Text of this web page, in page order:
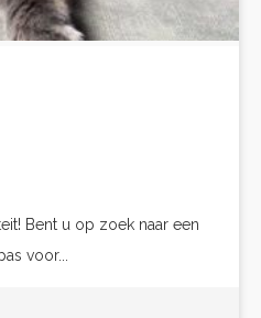
Bent u op zoek naar een
voor...